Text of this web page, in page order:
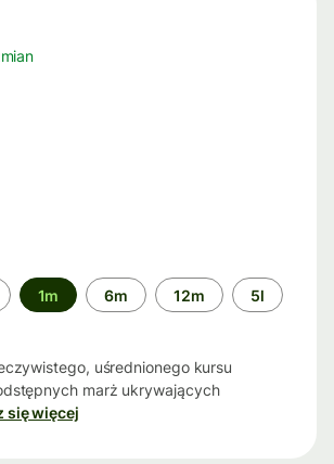
1m 6m 12m 5l
uśrednionego kursu
marż ukrywających
się więcej